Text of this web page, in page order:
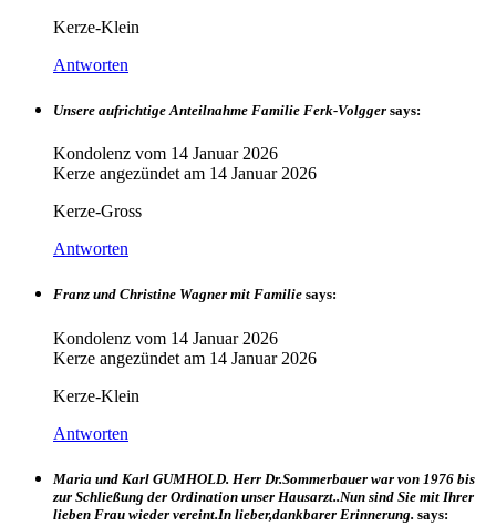
Kerze-Klein
Antworten
Unsere aufrichtige Anteilnahme Familie Ferk-Volgger says:
Kondolenz vom 14 Januar 2026
Kerze angezündet am 14 Januar 2026
Kerze-Gross
Antworten
Franz und Christine Wagner mit Familie says:
Kondolenz vom 14 Januar 2026
Kerze angezündet am 14 Januar 2026
Kerze-Klein
Antworten
Maria und Karl GUMHOLD. Herr Dr.Sommerbauer war von 1976 bis
zur Schließung der Ordination unser Hausarzt..Nun sind Sie mit Ihrer
lieben Frau wieder vereint.In lieber,dankbarer Erinnerung. says: